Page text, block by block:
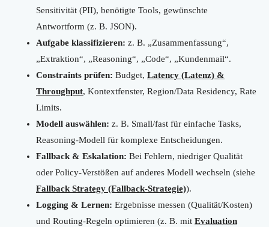
Sensitivität (PII), benötigte Tools, gewünschte
Antwortform (z. B. JSON).
Aufgabe klassifizieren: z. B. „Zusammenfassung“,
„Extraktion“, „Reasoning“, „Code“, „Kundenmail“.
Constraints prüfen: Budget, Latency (Latenz) &
Throughput, Kontextfenster, Region/Data Residency, Rate
Limits.
Modell auswählen: z. B. Small/fast für einfache Tasks,
Reasoning-Modell für komplexe Entscheidungen.
Fallback & Eskalation: Bei Fehlern, niedriger Qualität
oder Policy-Verstößen auf anderes Modell wechseln (siehe
Fallback Strategy (Fallback-Strategie)).
Logging & Lernen: Ergebnisse messen (Qualität/Kosten)
und Routing-Regeln optimieren (z. B. mit Evaluation